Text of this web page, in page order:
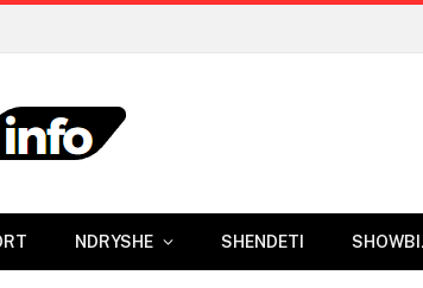
NDRYSHE SHENDETI